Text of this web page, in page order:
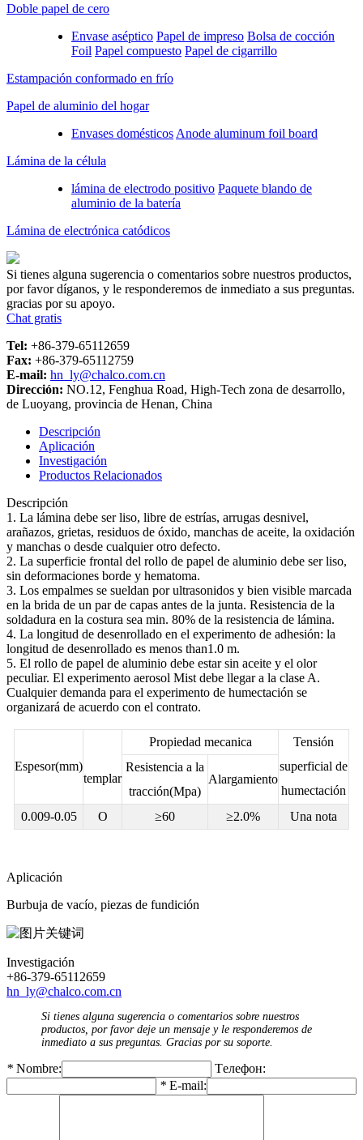
Doble papel de cero
Envase aséptico Papel de impreso Bolsa de cocción
Foil Papel compuesto Papel de cigarrillo
Estampación conformado en frío
Papel de aluminio del hogar
Envases domésticos Anode aluminum foil board
Lámina de la célula
lámina de electrodo positivo Paquete blando de
aluminio de la batería
Lámina de electrónica catódicos
Si tienes alguna sugerencia o comentarios sobre nuestros productos,
por favor díganos, y le responderemos de inmediato a sus preguntas.
gracias por su apoyo.
Chat gratis
Tel: +86-379-65112659
Fax: +86-379-65112759
E-mail: hn_ly@chalco.com.cn
Dirección: NO.12, Fenghua Road, High-Tech zona de desarrollo,
de Luoyang, provincia de Henan, China
Descripción
Aplicación
Investigación
Productos Relacionados
Descripción
1. La lámina debe ser liso, libre de estrías, arrugas desnivel,
arañazos, grietas, residuos de óxido, manchas de aceite, la oxidación
y manchas o desde cualquier otro defecto.
2. La superficie frontal del rollo de papel de aluminio debe ser liso,
sin deformaciones borde y hematoma.
3. Los empalmes se sueldan por ultrasonidos y bien visible marcada
en la brida de un par de capas antes de la junta. Resistencia de la
soldadura en la costura sea min. 80% de la resistencia de lámina.
4. La longitud de desenrollado en el experimento de adhesión: la
longitud de desenrollado es menos than1.0 m.
5. El rollo de papel de aluminio debe estar sin aceite y el olor
peculiar. El experimento aerosol Mist debe llegar a la clase A.
Cualquier demanda para el experimento de humectación se
organizará de acuerdo con el contrato.
Espesor(mm)
templar
Propiedad mecanica
Tensión
superficial de
humectación
Resistencia a la
tracción(Mpa)
Alargamiento
0.009-0.05 O ≥60 ≥2.0% Una nota
Aplicación
Burbuja de vacío, piezas de fundición
Investigación
+86-379-65112659
hn_ly@chalco.com.cn
Si tienes alguna sugerencia o comentarios sobre nuestros
productos, por favor deje un mensaje y le responderemos de
inmediato a sus preguntas. Gracias por su soporte.
* Nombre:
Tелефон:
* E-mail: